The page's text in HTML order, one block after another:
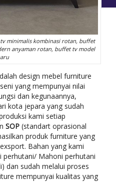
minimalis kombinasi rotan, buffet
anyaman rotan, buffet tv model
design mebel furniture
yang mempunyai nilai
dan kegunaannya,
kota jepara yang sudah
kami setiap
SOP (standart oprasional
produk furniture yang
Bahan yang kami
perhutani/ Mahoni perhutani
dan sudah melalui proses
mempunyai kualitas yang